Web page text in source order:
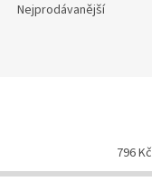
Nejprodávanější
796Kč